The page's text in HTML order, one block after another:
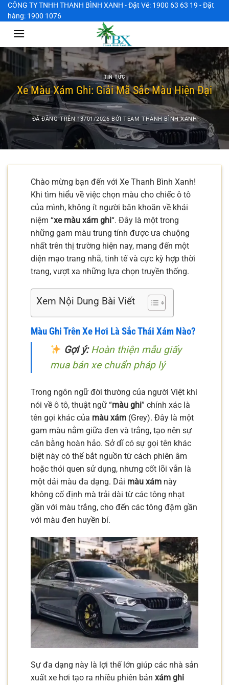
Chuyển
đến
CÔNG TY TNHH THANH BÌNH XANH - Đặt Vé: 1900 63 63 19 - Đặt
hàng: 1900 1076
TIN TỨC
Xe Màu Xám Ghi: Giải Mã Sắc Màu Hiện Đại
ĐÃ ĐĂNG TRÊN13/01/2026 BỞITEAM THANH BÌNH XANH
Chào mừng bạn đến với Xe Thanh Bình Xanh!
Khi tìm hiểu về việc chọn màu cho chiếc ô tô
của mình, không ít người băn khoăn về khái
niệm “xe màu xám ghi“. Đây là một trong
những gam màu trung tính được ưa chuộng
nhất trên thị trường hiện nay, mang đến một
diện mạo trang nhã, tinh tế và cực kỳ hợp thời
trang, vượt xa những lựa chọn truyền thống.
Xem Nội Dung Bài Viết
Màu Ghi Trên Xe Hơi Là Sắc Thái Xám Nào?
Gợi ý:Hoàn thiện mẫu giấy
mua bán xe chuẩn pháp lý
Trong ngôn ngữ đời thường của người Việt khi
nói về ô tô, thuật ngữ “màu ghi” chính xác là
tên gọi khác của màu xám (Grey). Đây là một
gam màu nằm giữa đen và trắng, tạo nên sự
cân bằng hoàn hảo. Sở dĩ có sự gọi tên khác
biệt này có thể bắt nguồn từ cách phiên âm
hoặc thói quen sử dụng, nhưng cốt lõi vẫn là
một dải màu đa dạng. Dải màu xám này
không cố định mà trải dài từ các tông nhạt
gần với màu trắng, cho đến các tông đậm gần
với màu đen huyền bí.
Sự đa dạng này là lợi thế lớn giúp các nhà sản
xuất xe hơi tạo ra nhiều phiên bản xám ghi